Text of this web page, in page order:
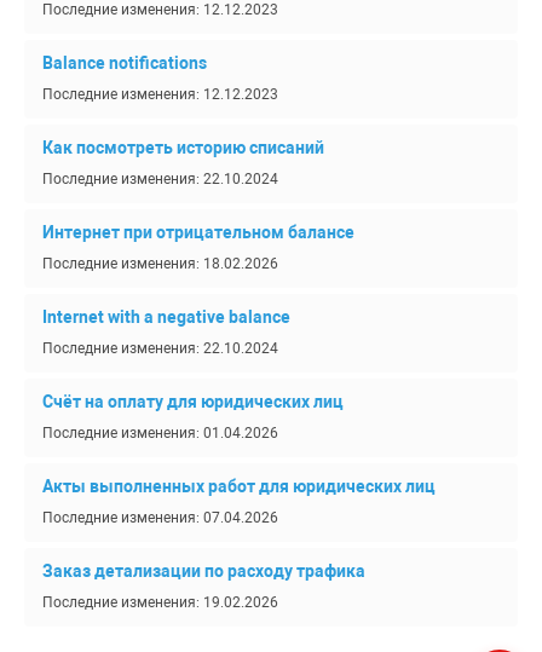
Последние изменения: 12.12.2023
Balance notifications
Последние изменения: 12.12.2023
Как посмотреть историю списаний
Последние изменения: 22.10.2024
Интернет при отрицательном балансе
Последние изменения: 18.02.2026
Internet with a negative balance
Последние изменения: 22.10.2024
Счёт на оплату для юридических лиц
Последние изменения: 01.04.2026
Акты выполненных работ для юридических лиц
Последние изменения: 07.04.2026
Заказ детализации по расходу трафика
Последние изменения: 19.02.2026